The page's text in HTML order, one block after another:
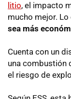
litio, el impacto
mucho mejor.
sea más
Cuenta con un
una combustión
el riesgo de